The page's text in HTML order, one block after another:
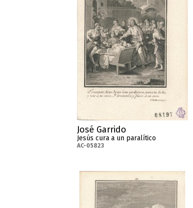
José Garrido
Jesús cura a un paralítico
AC-05823